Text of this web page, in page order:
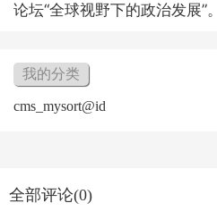
论坛“全球视野下的政治发展”。
我的分类
cms_mysort@id
全部评论(0)